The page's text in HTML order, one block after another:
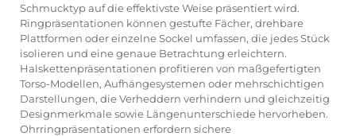
Schmucktyp auf die effektivste Weise präsentiert wird.
Ringpräsentationen können gestufte Fächer, drehbare
Plattformen oder einzelne Sockel umfassen, die jedes Stück
isolieren und eine genaue Betrachtung erleichtern.
Halskettenpräsentationen profitieren von maßgefertigten
Torso-Modellen, Aufhängesystemen oder mehrschichtigen
Darstellungen, die Verheddern verhindern und gleichzeitig
Designmerkmale sowie Längenunterschiede hervorheben.
Ohrringpräsentationen erfordern sichere